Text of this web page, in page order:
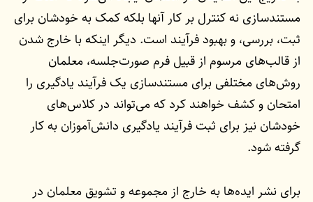
مستندسازی نه کنترل بر کار آنها بلکه کمک به خودشان برای
ثبت، بررسی، و بهبود فرآیند است. دیگر اینکه با خارج شدن
از قالب‌های مرسوم از قبیل فرم صورت‌جلسه، معلمان
روش‌های مختلفی برای مستندسازی یک فرآیند یادگیری را
امتحان و کشف خواهند کرد که می‌تواند در کلاس‌های
خودشان نیز برای ثبت فرآیند یادگیری دانش‌آموزان به کار
گرفته شود.
برای نشر ایده‌ها به خارج از مجموعه و تشویق معلمان در